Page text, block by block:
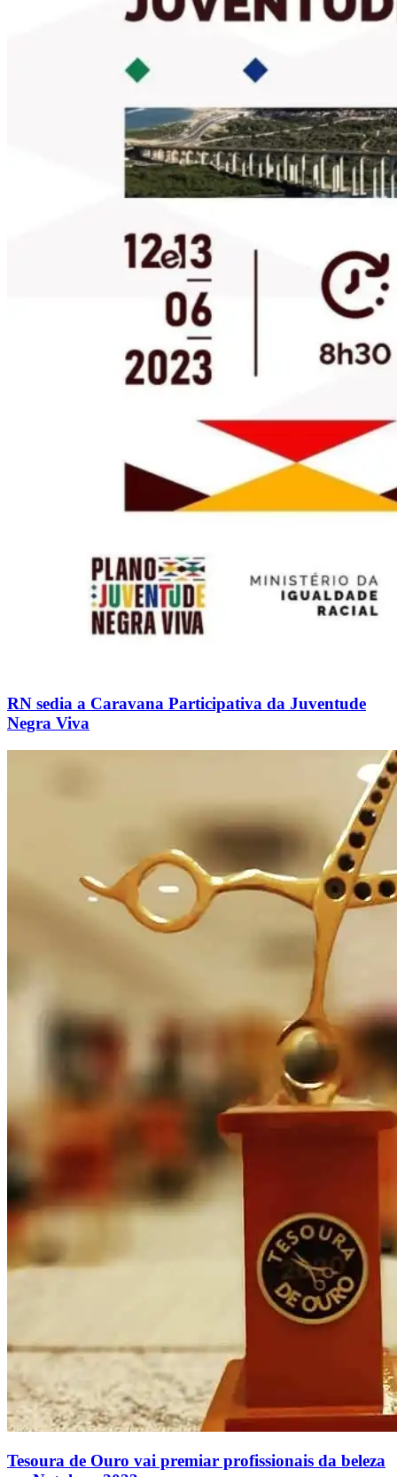
RN sedia a Caravana Participativa da Juventude
Negra Viva
Tesoura de Ouro vai premiar profissionais da beleza